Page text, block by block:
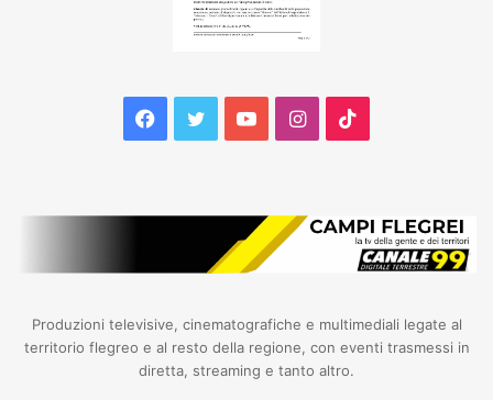
Facebook
TwitterYouTubeInstagram
Produzioni televisive, cinematografiche e multimediali legate al
territorio flegreo e al resto della regione, con eventi trasmessi in
diretta, streaming e tanto altro.